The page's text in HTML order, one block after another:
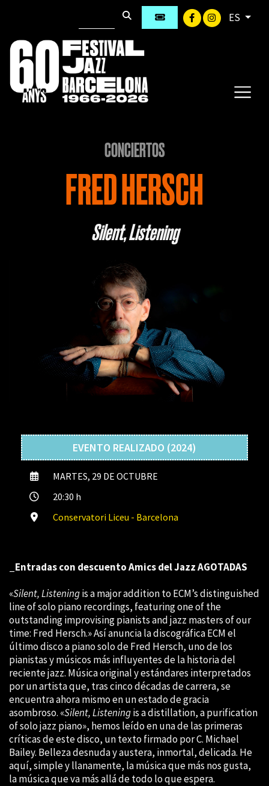
ES
CONCIERTOS
FRED HERSCH
Silent, Listening
EVENTO REALIZADO (2024)
MARTES, 29 DE OCTUBRE
20:30 h
Conservatori Liceu - Barcelona
_Entradas con descuento Amics del JazzAGOTADAS
«Silent, Listeningis a major addition to ECM’s distinguished
line of solo piano recordings, featuring one of the
outstanding improvising pianists and jazz masters of our
time: Fred Hersch.» Así anuncia la discográfica ECM el
último disco a piano solo de Fred Hersch, uno de los
pianistas y músicos más influyentes de la historia del
reciente jazz. Música original y estándares interpretados
por un artista que, tras cinco décadas de carrera, se
encuentra ahora mismo en un estado de gracia
asombroso. «Silent, Listeningis a distillation, a purification
of solo jazz piano», hemos leído en una de las primeras
críticas de este disco, un texto firmado por C. Michael
Bailey. Belleza desnuda y austera, inmortal, delicada. He
aquí, simple y llanamente, la música que más nos gusta,
la música que va más allá de todo lo que espera.